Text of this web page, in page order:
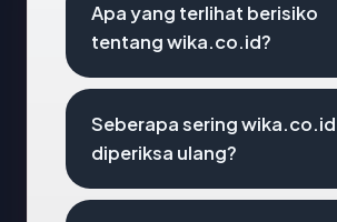
Apa yang terlihat berisiko
tentang wika.co.id?
Seberapa sering wika.co.id
diperiksa ulang?